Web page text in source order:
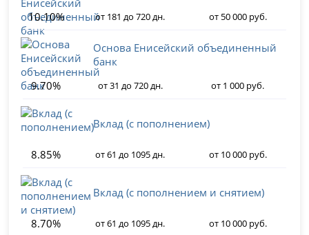
10.10%
от 181 до 720 дн. от 50 000 руб.
Основа Енисейский объединенный
банк
9.70%
от 31 до 720 дн. от 1 000 руб.
Вклад (с пополнением)
8.85% от 61 до 1095 дн. от 10 000 руб.
Вклад (с пополнением и снятием)
8.70% от 61 до 1095 дн. от 10 000 руб.